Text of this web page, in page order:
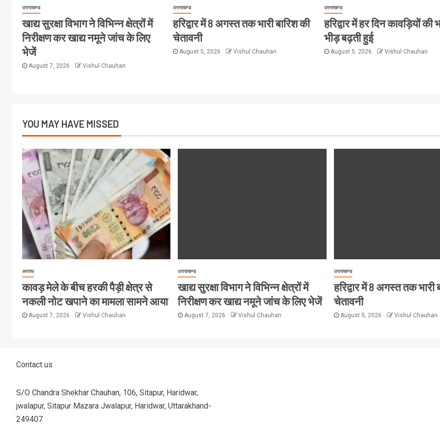
उत्तराखण्ड
खाद्य सुरक्षा विभाग ने विभिन्न क्षेत्रों में
निरीक्षण कर खाद्य नमूने जांच के लिए
भेजें
August 7, 2026 Vishul Chauhan
उत्तराखण्ड
हरिद्वार में 8 अगस्त तक भारी बारिश की
चेतावनी
August 5, 2026 Vishul Chauhan
उत्तराखण्ड
हरिद्वार में हर दिन कावड़ियों की
भीड़ बढ़ती हुई
August 5, 2026 Vishul Chauhan
YOU MAY HAVE MISSED
अपराध
कावड़ मेले के बीच हरकी पैड़ी क्षेत्र से
नकली नोट खपाने का मामला सामने आया
August 7, 2026 Vishul Chauhan
उत्तराखण्ड
खाद्य सुरक्षा विभाग ने विभिन्न क्षेत्रों में
निरीक्षण कर खाद्य नमूने जांच के लिए भेजें
August 7, 2026 Vishul Chauhan
उत्तराखण्ड
हरिद्वार में 8 अगस्त तक भारी
चेतावनी
August 5, 2026 Vishul Chauhan
Contact us
S/O Chandra Shekhar Chauhan, 106, Sitapur, Haridwar,
jwalapur, Sitapur Mazara Jwalapur, Haridwar, Uttarakhand-
249407